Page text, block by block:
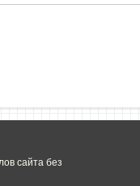
сайта без